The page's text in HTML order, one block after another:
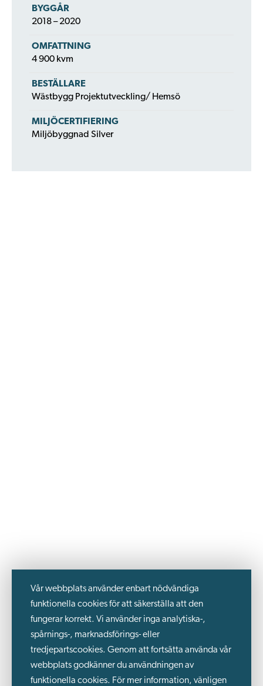
BYGGÅR
2018 – 2020
OMFATTNING
4 900 kvm
BESTÄLLARE
Wästbygg Projektutveckling/ Hemsö
MILJÖCERTIFIERING
Miljöbyggnad Silver
Vår webbplats använder enbart nödvändiga
funktionella cookies för att säkerställa att den
fungerar korrekt. Vi använder inga analytiska-,
spårnings-, marknadsförings- eller
tredjepartscookies. Genom att fortsätta använda vår
webbplats godkänner du användningen av
funktionella cookies. För mer information, vänligen